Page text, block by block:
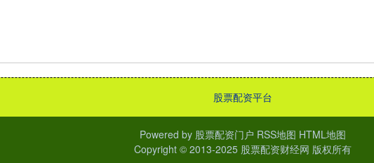
股票配资平台
Powered by 股票配资门户 RSS地图 HTML地图
Copyright © 2013-2025 股票配资财经网 版权所有